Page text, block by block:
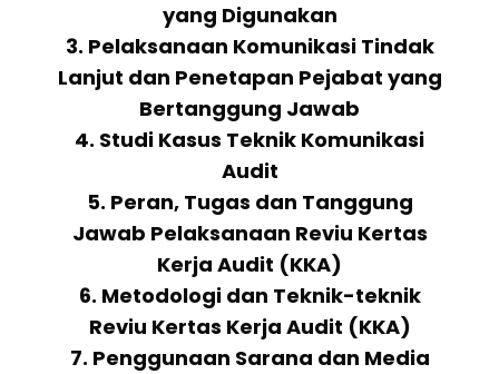
yang Digunakan
3. Pelaksanaan Komunikasi Tindak
Lanjut dan Penetapan Pejabat yang
Bertanggung Jawab
4. Studi Kasus Teknik Komunikasi
Audit
5. Peran, Tugas dan Tanggung
Jawab Pelaksanaan Reviu Kertas
Kerja Audit (KKA)
6. Metodologi dan Teknik-teknik
Reviu Kertas Kerja Audit (KKA)
7. Penggunaan Sarana dan Media